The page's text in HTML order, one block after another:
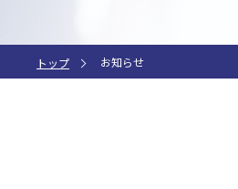
トップ お知らせ